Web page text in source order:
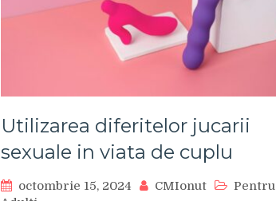
Utilizarea diferitelor jucarii
sexuale in viata de cuplu
octombrie 15, 2024 CMIonut
Pentru